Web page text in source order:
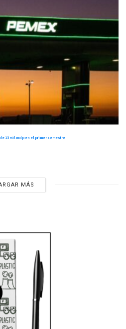
13 mil mdp en el primer semestre
MÁS